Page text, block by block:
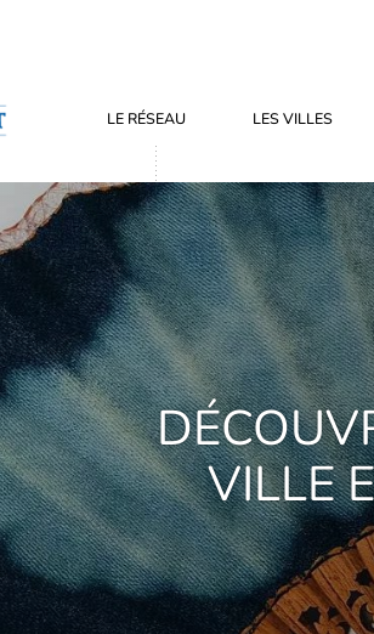
LE RÉSEAU LES VILLES
VILLE